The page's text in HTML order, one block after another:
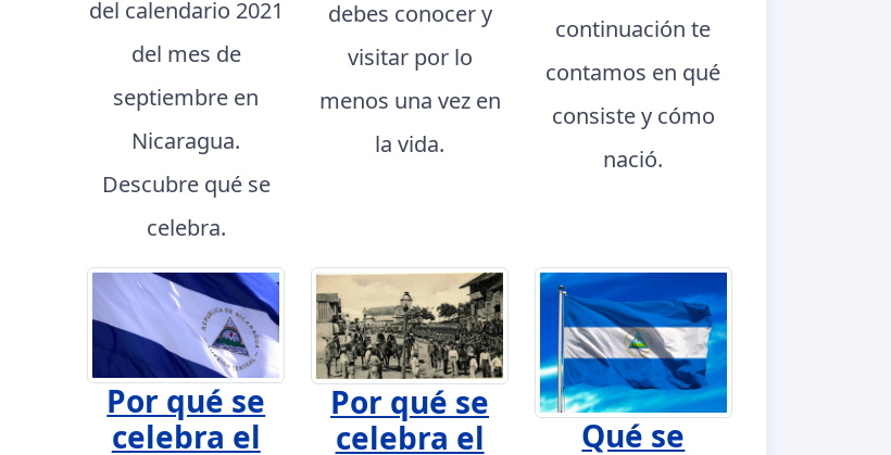
del calendario 2021
del mes de
septiembre en
Nicaragua.
Descubre qué se
celebra.
debes conocer y
visitar por lo
menos una vez en
la vida.
continuación te
contamos en qué
consiste y cómo
nació.
Por qué se
celebra el
Por qué se
celebra el
Qué se